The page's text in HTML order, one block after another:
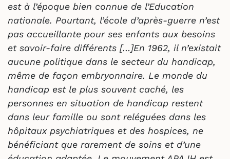
est à l’époque bien connue de l’Education
nationale. Pourtant, l’école d’après-guerre n’est
pas accueillante pour ses enfants aux besoins
et savoir-faire différents […]En 1962, il n’existait
aucune politique dans le secteur du handicap,
même de façon embryonnaire. Le monde du
handicap est le plus souvent caché, les
personnes en situation de handicap restent
dans leur famille ou sont reléguées dans les
hôpitaux psychiatriques et des hospices, ne
bénéficiant que rarement de soins et d’une